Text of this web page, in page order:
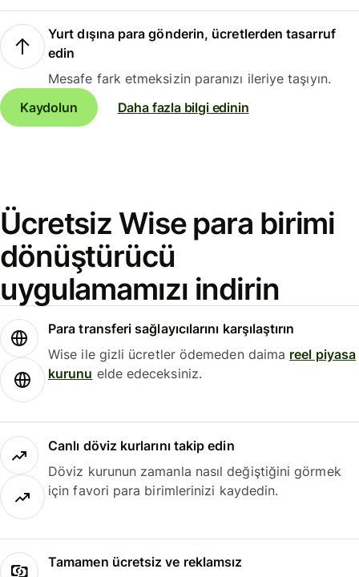
Yurt dışına para gönderin, ücretlerden tasarruf
edin
Mesafe fark etmeksizin paranızı ileriye taşıyın.
Kaydolun
Daha fazla bilgi edinin
Ücretsiz Wise para birimi
dönüştürücü
uygulamamızı indirin
Para transferi sağlayıcılarını karşılaştırın
Wise ile gizli ücretler ödemeden daima reel piyasa
kurunu elde edeceksiniz.
Canlı döviz kurlarını takip edin
Döviz kurunun zamanla nasıl değiştiğini görmek
için favori para birimlerinizi kaydedin.
Tamamen ücretsiz ve reklamsız